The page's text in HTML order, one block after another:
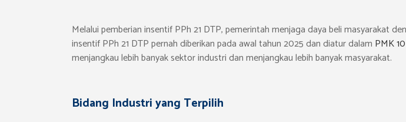
Melalui pemberian insentif PPh 21 DTP, pemerintah menjaga daya beli masyarakat
insentif PPh 21 DTP pernah diberikan pada awal tahun 2025 dan diatur dalam PMK
menjangkau lebih banyak sektor industri dan menjangkau lebih banyak masyarakat.
Bidang Industri yang Terpilih